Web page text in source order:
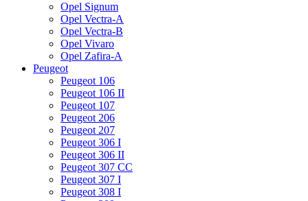
Opel Signum
Opel Vectra-A
Opel Vectra-B
Opel Vivaro
Opel Zafira-A
Peugeot
Peugeot 106
Peugeot 106 II
Peugeot 107
Peugeot 206
Peugeot 207
Peugeot 306 I
Peugeot 306 II
Peugeot 307 CC
Peugeot 307 I
Peugeot 308 I